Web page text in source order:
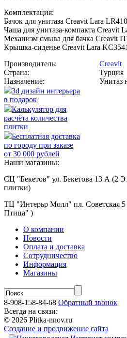
Комплектация:
Бачок для унитаза Creavit Lara
Чаша для унитаза-компакта Creavit
Механизм смыва для бачка Creavit
Крышка-сиденье Creavit Lara
Производитель:
Creavit
Страна:
Турция
Назначение:
Унитаз
3d дизайн интерьера
в подарок
Калькулятор для
расчёта количества
плитки
Бесплатная доставка
по городу при заказе
от 30 000 рублей
Наши магазины:
СЦ "Бекетов" ул. Бекетова 13 А (2
плитки)
ТЦ "Интерьр Молл" пл. Советская
Птица" )
О компании
Новости
Оплата и доставка
Сотрудничество
Информация
Магазины
8-908-158-84-68 Обратный звонок
Всегда на связи:
© 2026 Plitka-nnov.ru
Создание и продвижение сайта